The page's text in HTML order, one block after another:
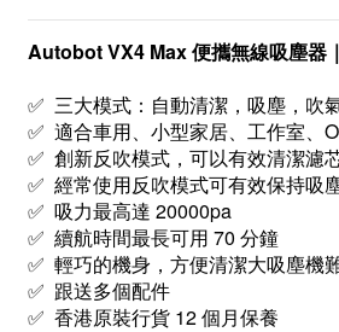
Autobot VX4 Max 便攜無線吸塵器
✅ 三大模式：自動清潔，吸塵，吹
✅ 適合車用、小型家居、工作室、
✅ 創新反吹模式，可以有效清潔濾
✅ 經常使用反吹模式可有效保持吸
✅ 吸力最高達 20000pa
✅ 續航時間最長可用 70 分鐘
✅ 輕巧的機身，方便清潔大吸塵機
✅ 跟送多個配件
✅ 香港原裝行貨 12 個月保養